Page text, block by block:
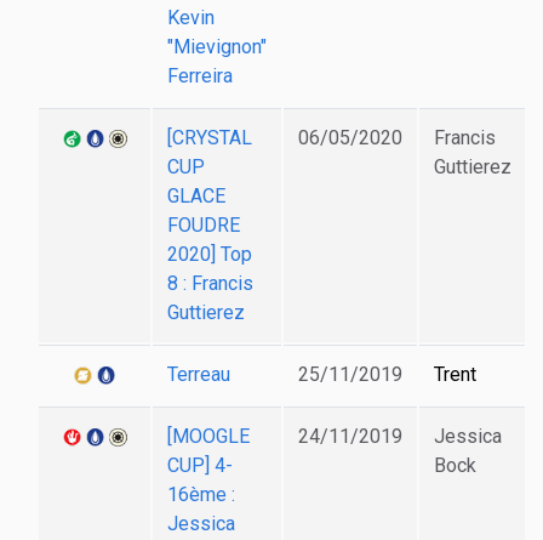
Kevin
"Mievignon"
Ferreira
[CRYSTAL
CUP
GLACE
FOUDRE
2020] Top
8 : Francis
Guttierez
06/05/2020
Francis
Guttierez
Terreau 25/11/2019 Trent
[MOOGLE
CUP] 4-
16ème :
Jessica
24/11/2019
Jessica
Bock